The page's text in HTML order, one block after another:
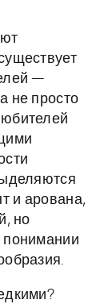
—
не просто
и арована,
но
понимании